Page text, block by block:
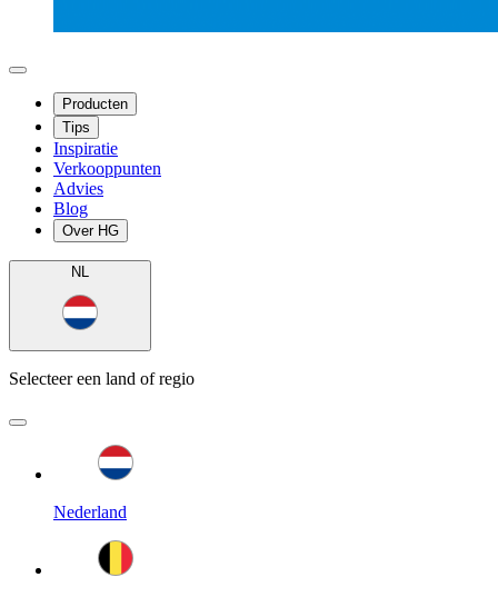
Producten
Tips
Inspiratie
Verkooppunten
Advies
Blog
Over HG
NL
Selecteer een land of regio
Nederland